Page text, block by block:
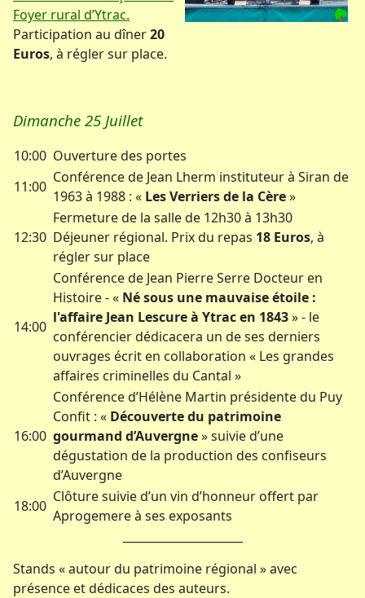
Foyer rural d’Ytrac.
Participation au dîner20
Euros, à régler sur place.
Dimanche 25 Juillet
10:00 Ouverture des portes
11:00
Conférence de Jean Lherm instituteur à Siran de
1963 à 1988 : « Les Verriers de la Cère»
12:30
Fermeture de la salle de 12h30 à 13h30
Déjeuner régional. Prix du repas 18 Euros, à
régler sur place
14:00
Conférence de Jean Pierre Serre Docteur en
Histoire - « Né sous une mauvaise étoile :
l'affaire Jean Lescure à Ytrac en 1843» - le
conférencier dédicacera un de ses derniers
ouvrages écrit en collaboration « Les grandes
affaires criminelles du Cantal »
16:00
Conférence d’Hélène Martin présidente du Puy
Confit : « Découverte du patrimoine
gourmand d’Auvergne» suivie d’une
dégustation de la production des confiseurs
d’Auvergne
18:00
Clôture suivie d’un vin d’honneur offert par
Aprogemere à ses exposants
Stands « autour du patrimoine régional » avec
présence et dédicaces des auteurs.